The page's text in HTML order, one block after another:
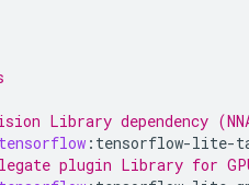
Library dependency
tensorflow : tensorflow-lite-
plugin Library for